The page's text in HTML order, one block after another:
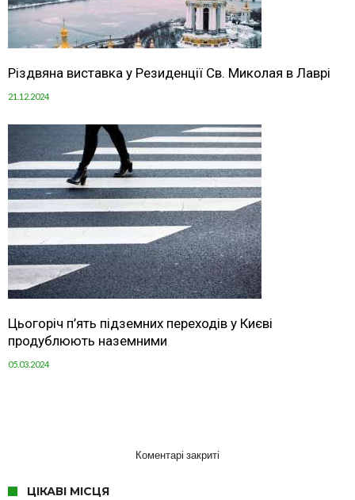
Різдвяна виставка у Резиденції Св. Миколая в Лаврі
21.12.2024
Цьогоріч п’ять підземних переходів у Києві
продублюють наземними
05.03.2024
Коментарі закриті
ЦІКАВІ МІСЦЯ